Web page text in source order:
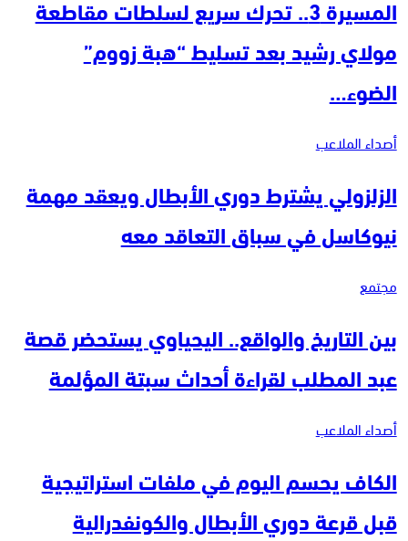
المسيرة 3.. تحرك سريع لسلطات مقاطعة
مولاي رشيد بعد تسليط “هبة زووم”
الضوء…
أصداء الملاعب
الزلزولي يشترط دوري الأبطال ويعقد مهمة
نيوكاسل في سباق التعاقد معه
مجتمع
بين التاريخ والواقع.. اليحياوي يستحضر قصة
عبد المطلب لقراءة أحداث سبتة المؤلمة
أصداء الملاعب
الكاف يحسم اليوم في ملفات استراتيجية
قبل قرعة دوري الأبطال والكونفدرالية